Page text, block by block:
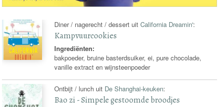
Diner / nagerecht / dessert uitCalifornia Dreamin':
Kampvuurcookies
Ingrediënten:
bakpoeder, bruine basterdsuiker, ei, pure chocolade,
vanille extract en wijnsteenpoeder
Ontbijt / lunch uit De Shanghai-keuken:
Bao zi - Simpele gestoomde broodjes